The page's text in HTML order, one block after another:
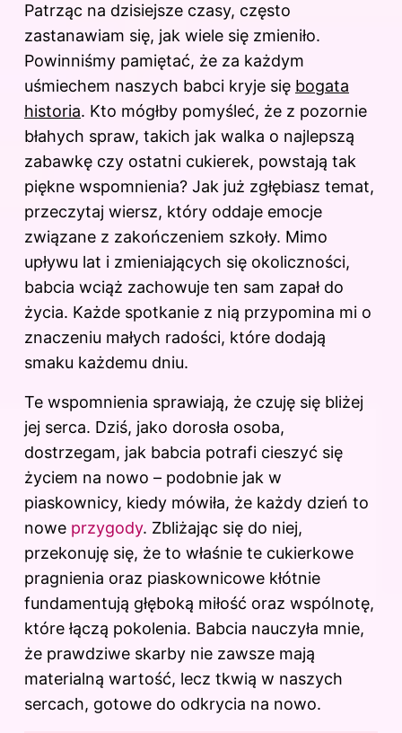
Patrząc na dzisiejsze czasy, często
zastanawiam się, jak wiele się zmieniło.
Powinniśmy pamiętać, że za każdym
uśmiechem naszych babci kryje się bogata
historia. Kto mógłby pomyśleć, że z pozornie
błahych spraw, takich jak walka o najlepszą
zabawkę czy ostatni cukierek, powstają tak
piękne wspomnienia? Jak już zgłębiasz temat,
przeczytaj wiersz, który oddaje emocje
związane z zakończeniem szkoły. Mimo
upływu lat i zmieniających się okoliczności,
babcia wciąż zachowuje ten sam zapał do
życia. Każde spotkanie z nią przypomina mi o
znaczeniu małych radości, które dodają
smaku każdemu dniu.
Te wspomnienia sprawiają, że czuję się bliżej
jej serca. Dziś, jako dorosła osoba,
dostrzegam, jak babcia potrafi cieszyć się
życiem na nowo – podobnie jak w
piaskownicy, kiedy mówiła, że każdy dzień to
nowe przygody. Zbliżając się do niej,
przekonuję się, że to właśnie te cukierkowe
pragnienia oraz piaskownicowe kłótnie
fundamentują głęboką miłość oraz wspólnotę,
które łączą pokolenia. Babcia nauczyła mnie,
że prawdziwe skarby nie zawsze mają
materialną wartość, lecz tkwią w naszych
sercach, gotowe do odkrycia na nowo.